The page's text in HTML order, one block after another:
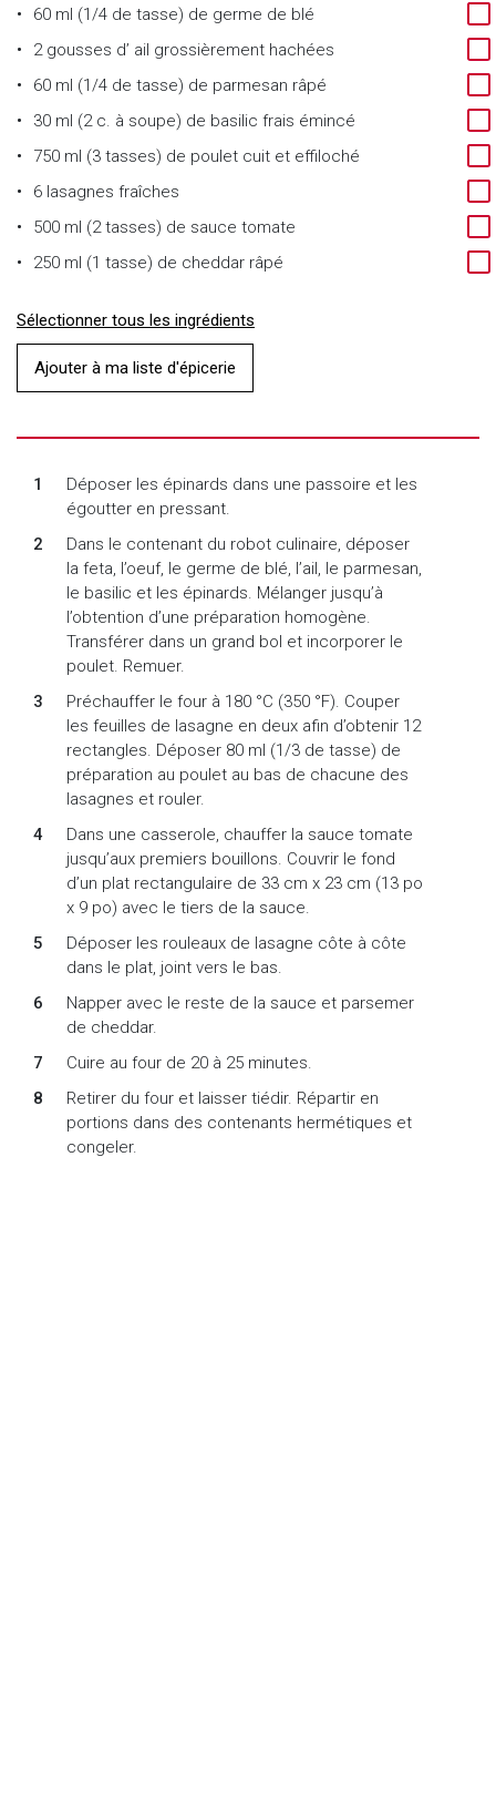
60 ml (1/4 de tasse) de germe de blé
2 gousses d’ ail grossièrement hachées
60 ml (1/4 de tasse) de parmesan râpé
30 ml (2 c. à soupe) de basilic frais émincé
750 ml (3 tasses) de poulet cuit et effiloché
6 lasagnes fraîches
500 ml (2 tasses) de sauce tomate
250 ml (1 tasse) de cheddar râpé
Sélectionner tous les ingrédients
Ajouter à ma liste d'épicerie
Déposer les épinards dans une passoire et les
égoutter en pressant.
Dans le contenant du robot culinaire, déposer
la feta, l’oeuf, le germe de blé, l’ail, le parmesan,
le basilic et les épinards. Mélanger jusqu’à
l’obtention d’une préparation homogène.
Transférer dans un grand bol et incorporer le
poulet. Remuer.
Préchauffer le four à 180 °C (350 °F). Couper
les feuilles de lasagne en deux afin d’obtenir 12
rectangles. Déposer 80 ml (1/3 de tasse) de
préparation au poulet au bas de chacune des
lasagnes et rouler.
Dans une casserole, chauffer la sauce tomate
jusqu’aux premiers bouillons. Couvrir le fond
d’un plat rectangulaire de 33 cm x 23 cm (13 po
x 9 po) avec le tiers de la sauce.
Déposer les rouleaux de lasagne côte à côte
dans le plat, joint vers le bas.
Napper avec le reste de la sauce et parsemer
de cheddar.
Cuire au four de 20 à 25 minutes.
Retirer du four et laisser tiédir. Répartir en
portions dans des contenants hermétiques et
congeler.